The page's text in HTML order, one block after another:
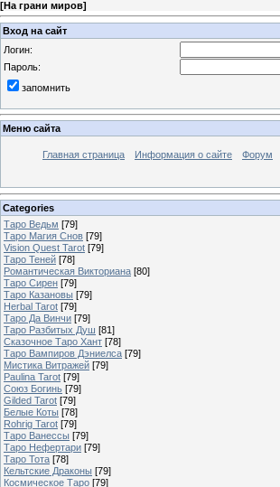
[На грани миров]
Вход на сайт
Логин:
Пароль:
запомнить
Меню сайта
Главная страница Информация о сайте Форум
Categories
Таро Ведьм [79]
Таро Магия Снов [79]
Vision Quest Tarot [79]
Таро Теней [78]
Романтическая Викториана [80]
Таро Сирен [79]
Таро Казановы [79]
Herbal Tarot [79]
Таро Да Винчи [79]
Таро Разбитых Душ [81]
Сказочное Таро Хант [78]
Таро Вампиров Дэниелса [79]
Мистика Витражей [79]
Paulina Tarot [79]
Союз Богинь [79]
Gilded Tarot [79]
Белые Коты [78]
Rohrig Tarot [79]
Таро Ванессы [79]
Таро Нефертари [79]
Таро Тота [78]
Кельтские Драконы [79]
Космическое Таро [79]